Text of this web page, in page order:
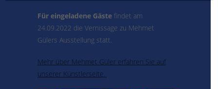
Für eingeladene Gästefindet am
24.09.2022 die Vernissage zu Mehmet
Gülers Ausstellung statt.
Mehr über Mehmet Güler erfahren Sie auf
unserer Künstlerseite.